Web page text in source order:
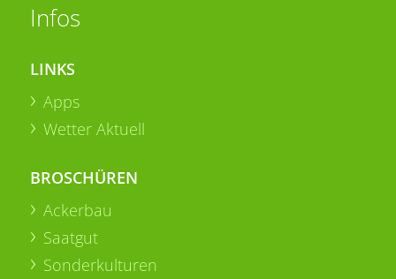
Infos
LINKS
Apps
Wetter Aktuell
BROSCHÜREN
Ackerbau
Saatgut
Sonderkulturen